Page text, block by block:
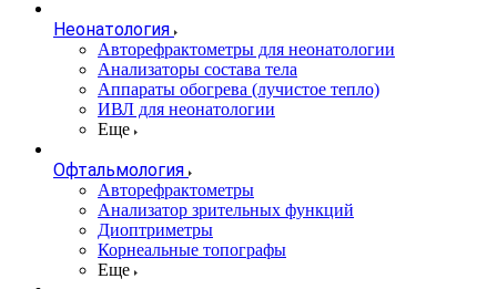
Неонатология
Авторефрактометры для неонатологии
Анализаторы состава тела
Аппараты обогрева (лучистое тепло)
ИВЛ для неонатологии
Еще
Офтальмология
Авторефрактометры
Анализатор зрительных функций
Диоптриметры
Корнеальные топографы
Еще